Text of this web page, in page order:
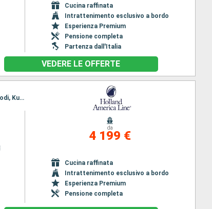
Cucina raffinata
Intrattenimento esclusivo a bordo
Esperienza Premium
Pensione completa
Partenza dall'Italia
VEDERE LE OFFERTE
Itinerario : Barcellona, Villefranche, Livorno, Civitavecchia - Roma, Napoli, Messina, Chania, Santorini, Rodi, Kusadasi, Pireo - Atene, Kusadasi, Istanbul, Mykonos, Chania, Katakolon, Saranda, Dubrovnik, Trieste
da
4 199 €
Cucina raffinata
Intrattenimento esclusivo a bordo
Esperienza Premium
Pensione completa